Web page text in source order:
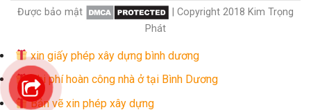
Được bảo mật
| Copyright 2018 Kim Trọng
Phát
xin giấy phép xây dựng bình dương
Chi phí hoàn công nhà ở tại Bình Dương
Bản vẽ xin phép xây dựng